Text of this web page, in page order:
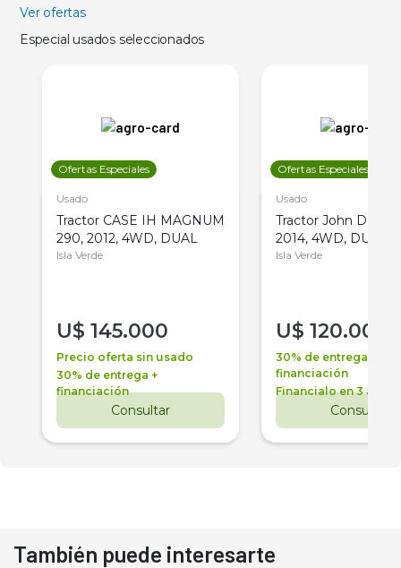
Ver ofertas
Especial usados seleccionados
Ofertas Especiales
Usado
Tractor CASE IH MAGNUM
290, 2012, 4WD, DUAL
Isla Verde
U$ 145.000
Precio oferta sin usado
30% de entrega +
financiación
Consultar
Ofertas Especiales
Usado
Tractor John Deere
2014, 4WD, DUAL
Isla Verde
U$ 120.000
30% de entrega +
financiación
Financialo en 3 años
Consultar
También puede interesarte